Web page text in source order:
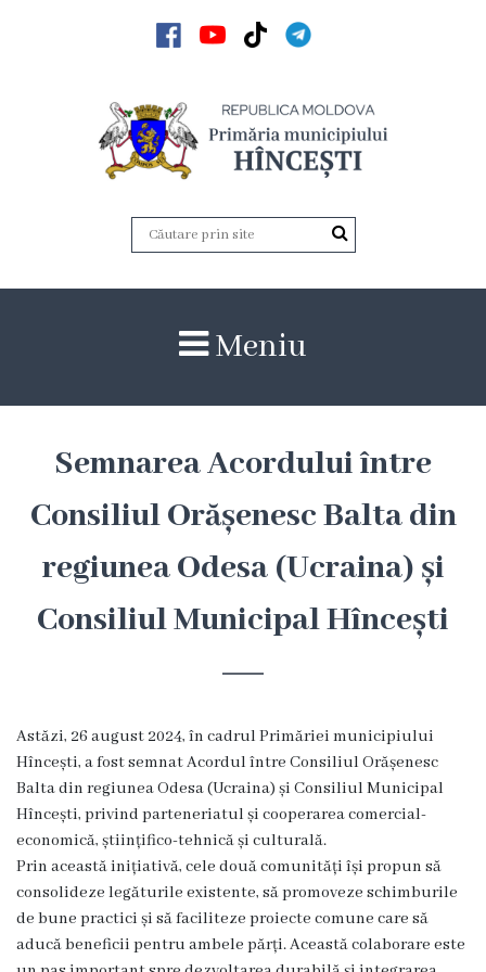
Noutăți
Galerie
foto
Hîncești
Simbolurile
orașului
Istoria
orașului
Potențial
turistic
Orașe
Meniu
Semnarea Acordului între
Consiliul Orășenesc Balta din
regiunea Odesa (Ucraina) și
Consiliul Municipal Hîncești
Astăzi, 26 august 2024, în cadrul Primăriei municipiului
Hîncești, a fost semnat Acordul între Consiliul Orășenesc
Balta din regiunea Odesa (Ucraina) și Consiliul Municipal
Hîncești, privind parteneriatul și cooperarea comercial-
economică, științifico-tehnică și culturală.
Prin această inițiativă, cele două comunități își propun să
consolideze legăturile existente, să promoveze schimburile
de bune practici și să faciliteze proiecte comune care să
aducă beneficii pentru ambele părți. Această colaborare este